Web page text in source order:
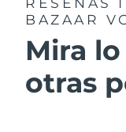
BAZAAR
Mira
otras